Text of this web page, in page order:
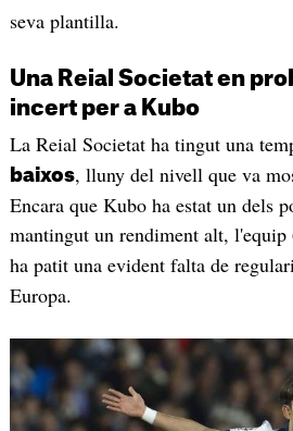
seva plantilla.
Una Reial Societat en
incert per a Kubo
La Reial Societat ha tingut una
baixos, lluny del nivell que va
Encara que Kubo ha estat un dels
mantingut un rendiment alt, l'equip
ha patit una evident falta de
Europa.